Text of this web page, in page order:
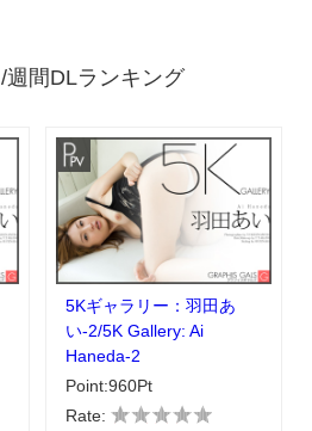
/週間DLランキング
5Kギャラリー：羽田あ
い-2/5K Gallery: Ai
Haneda-2
Point:960Pt
Rate: